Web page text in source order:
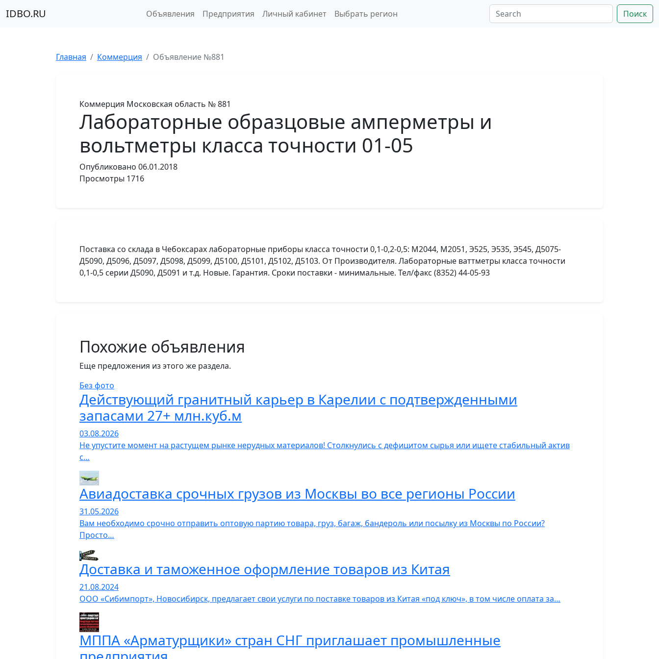
IDBO.RU Объявления Предприятия Личный кабинет Выбрать регион Поиск
Главная Коммерция Объявление №881
Коммерция Московская область № 881
Лабораторные образцовые амперметры и
вольтметры класса точности 01-05
Опубликовано 06.01.2018
Просмотры 1716
Поставка со склада в Чебоксарах лабораторные приборы класса точности 0,1-0,2-0,5: М2044, М2051, Э525, Э535, Э545, Д5075-
Д5090, Д5096, Д5097, Д5098, Д5099, Д5100, Д5101, Д5102, Д5103. От Производителя. Лабораторные ваттметры класса точности
0,1-0,5 серии Д5090, Д5091 и т.д. Новые. Гарантия. Сроки поставки - минимальные. Тел/факс (8352) 44-05-93
Похожие объявления
Еще предложения из этого же раздела.
Без фото
Действующий гранитный карьер в Карелии с подтвержденными
запасами 27+ млн.куб.м
03.08.2026
Не упустите момент на растущем рынке нерудных материалов! Столкнулись с дефицитом сырья или ищете стабильный актив
с…
Авиадоставка срочных грузов из Москвы во все регионы России
31.05.2026
Вам необходимо срочно отправить оптовую партию товара, груз, багаж, бандероль или посылку из Москвы по России?
Просто…
Доставка и таможенное оформление товаров из Китая
21.08.2024
ООО «Сибимпорт», Новосибирск, предлагает свои услуги по поставке товаров из Китая «под ключ», в том числе оплата за…
МППА «Арматурщики» стран СНГ приглашает промышленные